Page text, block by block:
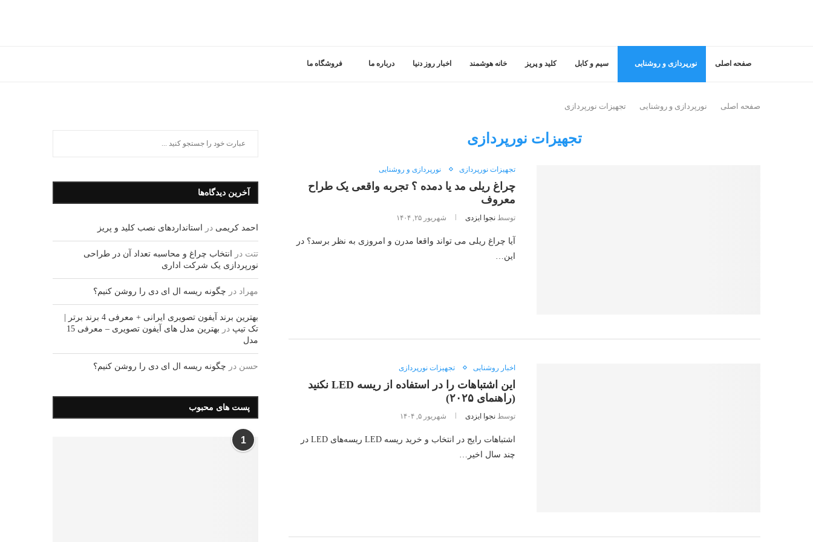
صفحه اصلی نورپردازی و روشنایی سیم و کابل کلید و پریز خانه هوشمند اخبار روز دنیا درباره ما فروشگاه ما
صفحه اصلی نورپردازی و روشنایی تجهیزات نورپردازی
تجهیزات نورپردازی
تجهیزات نورپردازی نورپردازی و روشنایی
چراغ ریلی مد یا دمده ؟ تجربه واقعی یک طراح
معروف
توسط نجوا ایزدی شهریور ۲۵, ۱۴۰۴
آیا چراغ ریلی می‌ تواند واقعا مدرن و امروزی به نظر برسد؟ در
این…
اخبار روشنایی تجهیزات نورپردازی
این اشتباهات را در استفاده از ریسه LED نکنید
(راهنمای ۲۰۲۵)
توسط نجوا ایزدی شهریور ۵, ۱۴۰۴
اشتباهات رایج در انتخاب و خرید ریسه LED ریسه‌های LED در
چند سال اخیر…
آخرین دیدگاه‌ها
احمد کریمی در استانداردهای نصب کلید و پریز
تتت در
انتخاب چراغ و محاسبه تعداد آن در طراحی
نورپردازی یک شرکت اداری
مهراد در چگونه ریسه ال ای دی را روشن کنیم؟
بهترین برند آیفون تصویری ایرانی + معرفی 4 برند برتر |
تک تیپ در
بهترین مدل های آیفون تصویری – معرفی 15
مدل
حسن در چگونه ریسه ال ای دی را روشن کنیم؟
پست های محبوب
1